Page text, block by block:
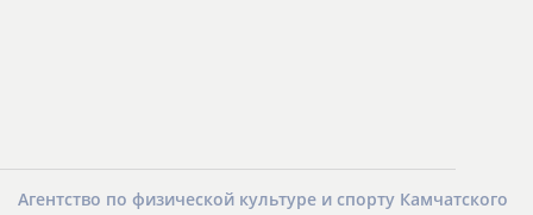
Агентство по физической культуре и спорту Камчатского